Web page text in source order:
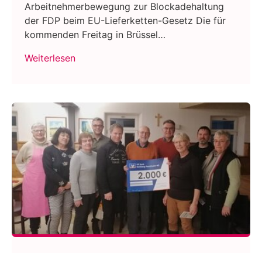
Arbeitnehmerbewegung zur Blockadehaltung
der FDP beim EU-Lieferketten-Gesetz Die für
kommenden Freitag in Brüssel…
Weiterlesen